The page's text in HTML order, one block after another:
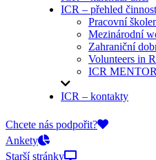
ICR – přehled
Pracovní
Mezinárodní
Zahraniční
Volunteers in
ICR MENTOR
ICR – kontakty
On-line přihlášky
Chcete nás podpořit?
Ankety
Starší stránky